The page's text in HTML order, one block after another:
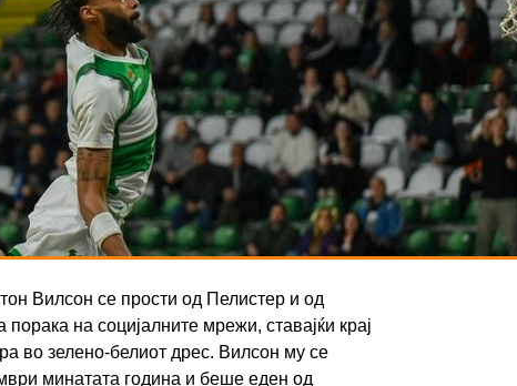
Вилсон се прости од Пелистер и од
на социјалните мрежи, ставајќи крај
во зелено-белиот дрес. Вилсон му се
минатата година и беше еден од